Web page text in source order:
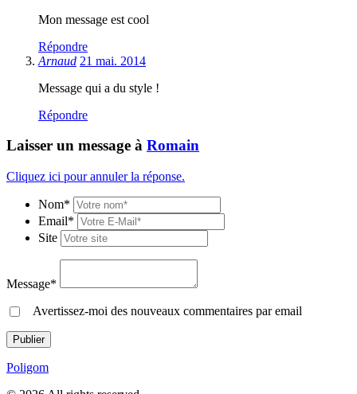
Mon message est cool
Répondre
Arnaud 21 mai. 2014
Message qui a du style !
Répondre
Laisser un message à Romain
Cliquez ici pour annuler la réponse.
Nom*
Email*
Site
Message*
Avertissez-moi des nouveaux commentaires par email
Poligom